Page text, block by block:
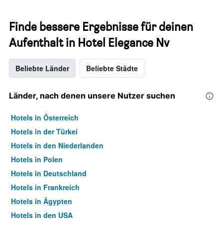
Finde bessere Ergebnisse für deinen
Aufenthalt in Hotel Elegance Nv
Beliebte Länder Beliebte Städte
Länder, nach denen unsere Nutzer suchen
Hotels in Österreich
Hotels in der Türkei
Hotels in den Niederlanden
Hotels in Polen
Hotels in Deutschland
Hotels in Frankreich
Hotels in Ägypten
Hotels in den USA